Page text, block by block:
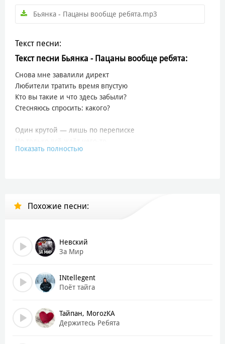
Бьянка - Пацаны вообще ребята.mp3
Текст песни:
Текст песни Бьянка - Пацаны вообще ребята:
Снова мне завалили директ
Любители тратить время впустую
Кто вы такие и что здесь забыли?
Стесняюсь спросить: какого?
Один крутой — лишь по переписке
Второй привык уходить по-английски
Если вы сами ждёте поступков
Мало действий, много слов
Ты ведёшь себя как лох
Следующий!
А-а-ай, ай!
Пацаны — вообще ребята, будто под копирку
А-а-ай, ай!
Показать полностью
Похожие песни:
Невский
За Мир
INtellegent
Поёт тайга
Тайпан, MоrоzKA
Держитесь Ребята